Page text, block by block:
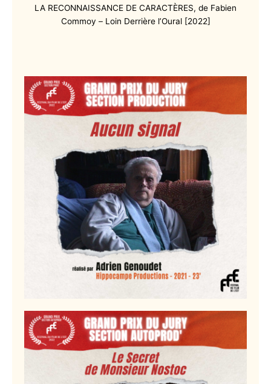
LA RECONNAISSANCE DE CARACTÈRES, de Fabien
Commoy – Loin Derrière l’Oural [2022]